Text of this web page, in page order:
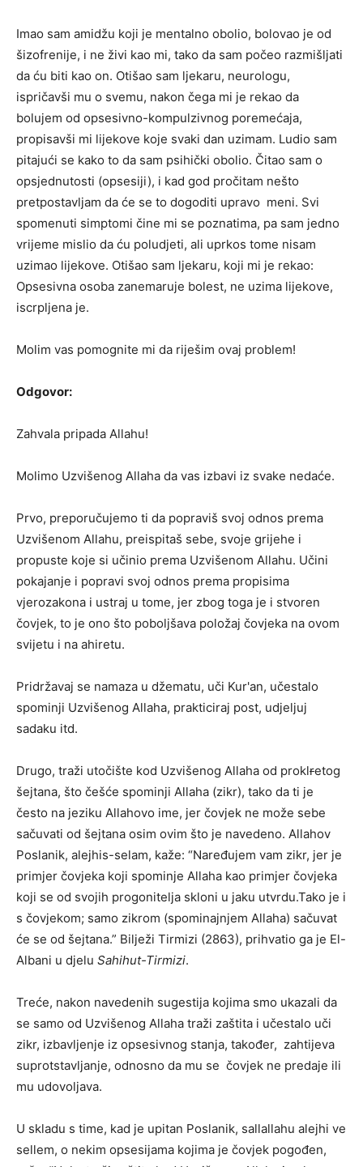
Imao sam amidžu koji je mentalno obolio, bolovao je od
šizofrenije, i ne živi kao mi, tako da sam počeo razmišljati
da ću biti kao on. Otišao sam ljekaru, neurologu,
ispričavši mu o svemu, nakon čega mi je rekao da
bolujem od opsesivno-kompulzivnog poremećaja,
propisavši mi lijekove koje svaki dan uzimam. Ludio sam
pitajući se kako to da sam psihički obolio. Čitao sam o
opsjednutosti (opsesiji), i kad god pročitam nešto
pretpostavljam da će se to dogoditi upravo meni. Svi
spomenuti simptomi čine mi se poznatima, pa sam jedno
vrijeme mislio da ću poludjeti, ali uprkos tome nisam
uzimao lijekove. Otišao sam ljekaru, koji mi je rekao:
Opsesivna osoba zanemaruje bolest, ne uzima lijekove,
iscrpljena je.
Molim vas pomognite mi da riješim ovaj problem!
Odgovor:
Zahvala pripada Allahu!
Molimo Uzvišenog Allaha da vas izbavi iz svake nedaće.
Prvo, preporučujemo ti da popraviš svoj odnos prema
Uzvišenom Allahu, preispitaš sebe, svoje grijehe i
propuste koje si učinio prema Uzvišenom Allahu. Učini
pokajanje i popravi svoj odnos prema propisima
vjerozakona i ustraj u tome, jer zbog toga je i stvoren
čovjek, to je ono što poboljšava položaj čovjeka na ovom
svijetu i na ahiretu.
Pridržavaj se namaza u džematu, uči Kur'an, učestalo
spominji Uzvišenog Allaha, prakticiraj post, udjeljuj
sadaku itd.
Drugo, traži utočište kod Uzvišenog Allaha od proklretog
šejtana, što češće spominji Allaha (zikr), tako da ti je
često na jeziku Allahovo ime, jer čovjek ne može sebe
sačuvati od šejtana osim ovim što je navedeno. Allahov
Poslanik, alejhis-selam, kaže: “Naređujem vam zikr, jer je
primjer čovjeka koji spominje Allaha kao primjer čovjeka
koji se od svojih progonitelja skloni u jaku utvrdu.Tako je i
s čovjekom; samo zikrom (spominajnjem Allaha) sačuvat
će se od šejtana.” Bilježi Tirmizi (2863), prihvatio ga je El-
Albani u djelu Sahihut-Tirmizi.
Treće, nakon navedenih sugestija kojima smo ukazali da
se samo od Uzvišenog Allaha traži zaštita i učestalo uči
zikr, izbavljenje iz opsesivnog stanja, također, zahtijeva
suprotstavljanje, odnosno da mu se čovjek ne predaje ili
mu udovoljava.
U skladu s time, kad je upitan Poslanik, sallallahu alejhi ve
sellem, o nekim opsesijama kojima je čovjek pogođen,